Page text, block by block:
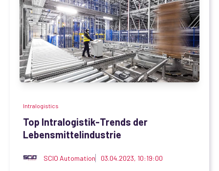
Intralogistics
Top Intralogistik-Trends der
Lebensmittelindustrie
SCIO Automation 03.04.2023, 10:19:00